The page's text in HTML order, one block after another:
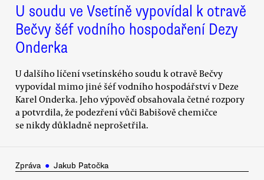
U soudu ve Vsetíně vypovídal k otravě
Bečvy šéf vodního hospodaření Dezy
Onderka
U dalšího líčení vsetínského soudu k otravě Bečvy
vypovídal mimo jiné šéf vodního hospodářství v Deze
Karel Onderka. Jeho výpověď obsahovala četné rozpory
a potvrdila, že podezření vůči Babišově chemičce
se nikdy důkladně neprošetřila.
Zpráva ● Jakub Patočka